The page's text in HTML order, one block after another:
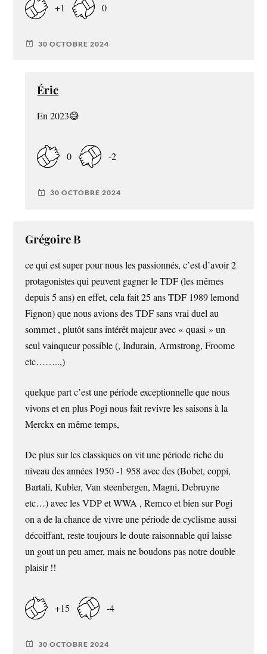
+1 0
30 OCTOBRE 2024
Éric
En 2023😅
0 -2
30 OCTOBRE 2024
Grégoire B
ce qui est super pour nous les passionnés, c’est d’avoir 2
protagonistes qui peuvent gagner le TDF (les mêmes
depuis 5 ans) en effet, cela fait 25 ans TDF 1989 lemond
Fignon) que nous avions des TDF sans vrai duel au
sommet , plutôt sans intérêt majeur avec « quasi » un
seul vainqueur possible (, Indurain, Armstrong, Froome
etc……..,)
quelque part c’est une période exceptionnelle que nous
vivons et en plus Pogi nous fait revivre les saisons à la
Merckx en même temps,
De plus sur les classiques on vit une période riche du
niveau des années 1950 -1 958 avec des (Bobet, coppi,
Bartali, Kubler, Van steenbergen, Magni, Debruyne
etc…) avec les VDP et WWA , Remco et bien sur Pogi
on a de la chance de vivre une période de cyclisme aussi
décoiffant, reste toujours le doute raisonnable qui laisse
un gout un peu amer, mais ne boudons pas notre double
plaisir !!
+15 -4
30 OCTOBRE 2024